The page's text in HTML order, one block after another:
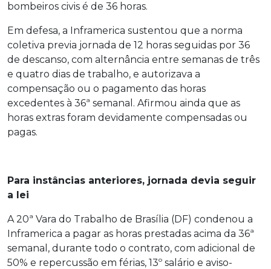
bombeiros civis é de 36 horas.
Em defesa, a Inframerica sustentou que a norma
coletiva previa jornada de 12 horas seguidas por 36
de descanso, com alternância entre semanas de três
e quatro dias de trabalho, e autorizava a
compensação ou o pagamento das horas
excedentes à 36ª semanal. Afirmou ainda que as
horas extras foram devidamente compensadas ou
pagas.
Para instâncias anteriores, jornada devia seguir
a lei
A 20ª Vara do Trabalho de Brasília (DF) condenou a
Inframerica a pagar as horas prestadas acima da 36ª
semanal, durante todo o contrato, com adicional de
50% e repercussão em férias, 13º salário e aviso-